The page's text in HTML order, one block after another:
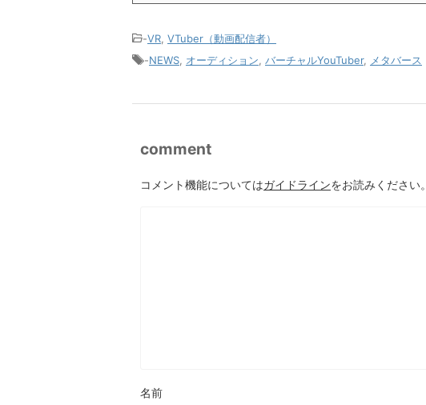
-VR, VTuber（動画配信者）
-NEWS, オーディション, バーチャルYouTuber, メタバース
comment
コメント機能についてはガイドラインをお読みください。
名前